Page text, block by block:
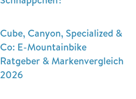
Cube, Canyon, Specialized &
Co: E-Mountainbike
Ratgeber & Markenvergleich
2026